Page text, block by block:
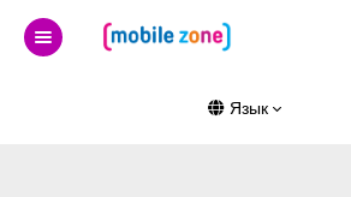
Язык